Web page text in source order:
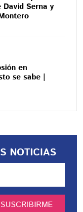
Serna y
en
se sabe |
NOTICIAS
SUSCRIBIRME